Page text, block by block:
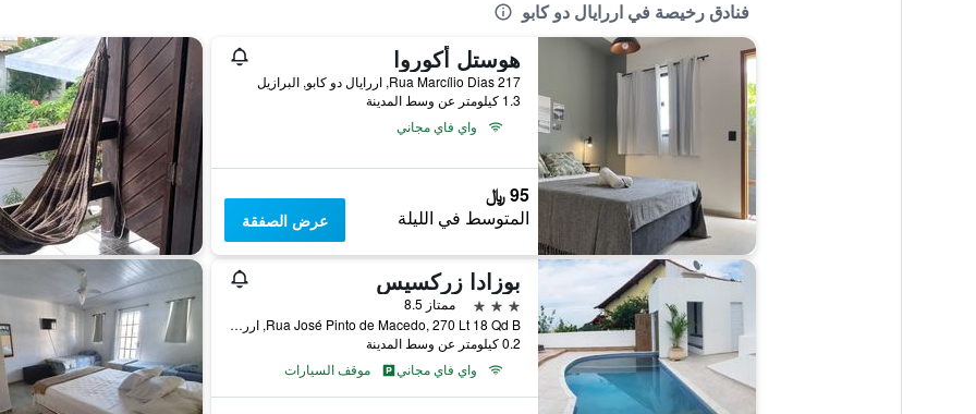
فنادق رخيصة في اررايال دو كابو
هوستل أكوروا
217 Rua Marcílio Dias, اررايال دو كابو, البرازيل
1.3 كيلومتر عن وسط المدينة
واي فاي مجاني
95 ﷼
المتوسط في الليلة عرض الصفقة
بوزادا زركسيس
3 نجوم
ممتاز 8.5
Rua José Pinto de Macedo, 270 Lt 18 Qd B, اررايال دو كابو, البرازيل
0.2 كيلومتر عن وسط المدينة
واي فاي مجاني
موقف السيارات